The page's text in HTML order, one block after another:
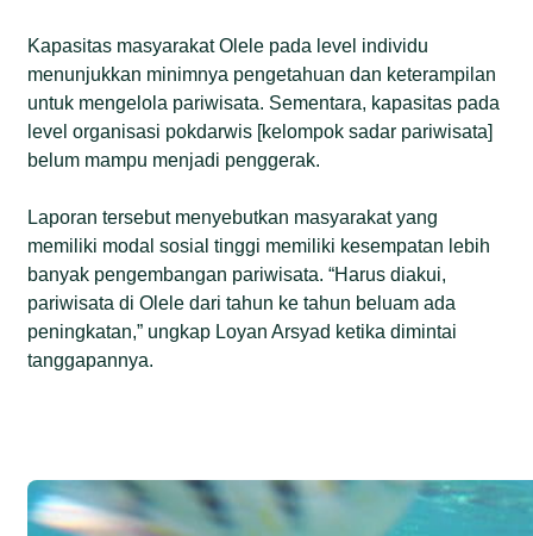
Kapasitas masyarakat Olele pada level individu
menunjukkan minimnya pengetahuan dan keterampilan
untuk mengelola pariwisata. Sementara, kapasitas pada
level organisasi pokdarwis [kelompok sadar pariwisata]
belum mampu menjadi penggerak.
Laporan tersebut menyebutkan masyarakat yang
memiliki modal sosial tinggi memiliki kesempatan lebih
banyak pengembangan pariwisata. “Harus diakui,
pariwisata di Olele dari tahun ke tahun beluam ada
peningkatan,” ungkap Loyan Arsyad ketika dimintai
tanggapannya.